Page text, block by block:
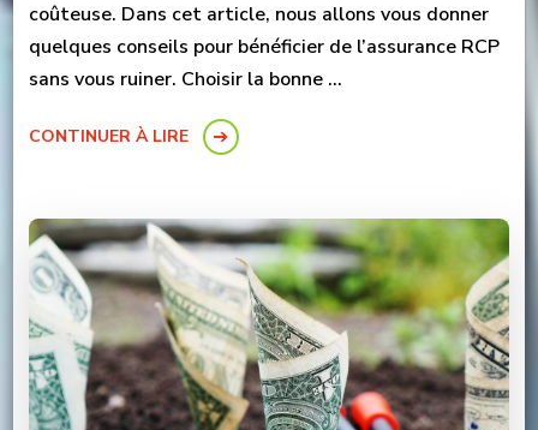
coûteuse. Dans cet article, nous allons vous donner
quelques conseils pour bénéficier de l’assurance RCP
sans vous ruiner. Choisir la bonne …
CONTINUER À LIRE